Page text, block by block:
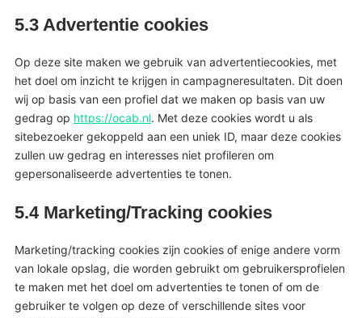
5.3 Advertentie cookies
Op deze site maken we gebruik van advertentiecookies, met
het doel om inzicht te krijgen in campagneresultaten. Dit doen
wij op basis van een profiel dat we maken op basis van uw
gedrag op https://ocab.nl. Met deze cookies wordt u als
sitebezoeker gekoppeld aan een uniek ID, maar deze cookies
zullen uw gedrag en interesses niet profileren om
gepersonaliseerde advertenties te tonen.
5.4 Marketing/Tracking cookies
Marketing/tracking cookies zijn cookies of enige andere vorm
van lokale opslag, die worden gebruikt om gebruikersprofielen
te maken met het doel om advertenties te tonen of om de
gebruiker te volgen op deze of verschillende sites voor